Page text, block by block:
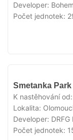
Developer:
Počet jednotek:
Smetanka Park
K nastěhování od:
Lokalita:
Developer: DRFG
Počet jednotek: